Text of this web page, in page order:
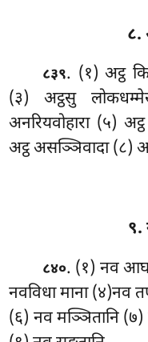
८.
८३९. (१) अट्ठ
(३) अट्ठसु
अनरियवोहारा (५)
अट्ठ असञ्ञिवादा (८)
९.
८४०. (१) नव
नवविधा माना (४)नव
(६) नव मञ्ञितानि (७)